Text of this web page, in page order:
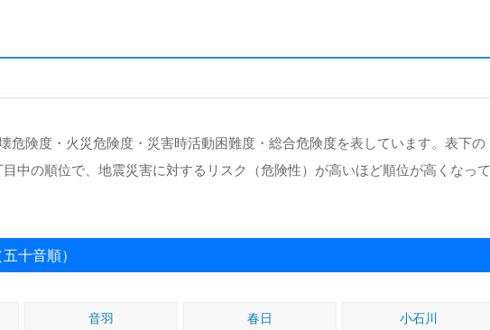
危険度・火災危険度・災害時活動困難度・総合危険度を表しています。表下の
中の順位で、地震災害に対するリスク（危険性）が高いほど順位が高くなって
十音順）
音羽 春日 小石川